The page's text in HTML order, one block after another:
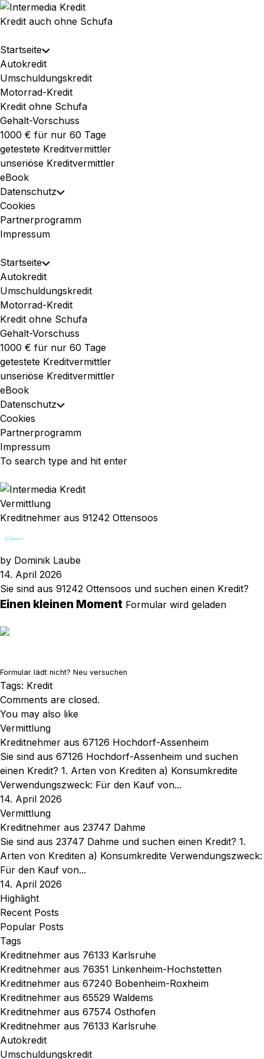
Skip
to
Kredit auch ohne Schufa
Expand
Menu
Startseite Toggle
Child
Menu
Autokredit
Umschuldungskredit
Motorrad-Kredit
Kredit ohne Schufa
Gehalt-Vorschuss
1000 € für nur 60 Tage
getestete Kreditvermittler
unseriöse Kreditvermittler
eBook
Datenschutz Toggle
Menu
Cookies
Partnerprogramm
Impressum
Expand
Menu
Startseite Toggle
Child
Menu
Autokredit
Umschuldungskredit
Motorrad-Kredit
Kredit ohne Schufa
Gehalt-Vorschuss
1000 € für nur 60 Tage
getestete Kreditvermittler
unseriöse Kreditvermittler
eBook
Datenschutz Toggle
Menu
Cookies
Partnerprogramm
Impressum
Vermittlung
Kreditnehmer aus 91242 Ottensoos
by Dominik Laube
14. April 2026
Sie sind aus 91242 Ottensoos und suchen einen Kredit?
Einen kleinen Moment Formular wird geladen
Formular lädt nicht? Neu versuchen
Tags: Kredit
Comments are closed.
You may also like
Vermittlung
Kreditnehmer aus 67126 Hochdorf-Assenheim
Sie sind aus 67126 Hochdorf-Assenheim und suchen
einen Kredit? 1. Arten von Krediten a) Konsumkredite
Verwendungszweck: Für den Kauf von...
14. April 2026
Vermittlung
Kreditnehmer aus 23747 Dahme
Sie sind aus 23747 Dahme und suchen einen Kredit? 1.
Arten von Krediten a) Konsumkredite Verwendungszweck:
Für den Kauf von...
14. April 2026
Highlight
Recent Posts
Popular Posts
Tags
Kreditnehmer aus 76133 Karlsruhe
Kreditnehmer aus 76351 Linkenheim-Hochstetten
Kreditnehmer aus 67240 Bobenheim-Roxheim
Kreditnehmer aus 65529 Waldems
Kreditnehmer aus 67574 Osthofen
Kreditnehmer aus 76133 Karlsruhe
Autokredit
Umschuldungskredit